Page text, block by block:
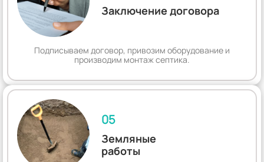
Заключение договора
Подписываем договор, привозим оборудование и
производим монтаж септика.
05
Земляные
работы